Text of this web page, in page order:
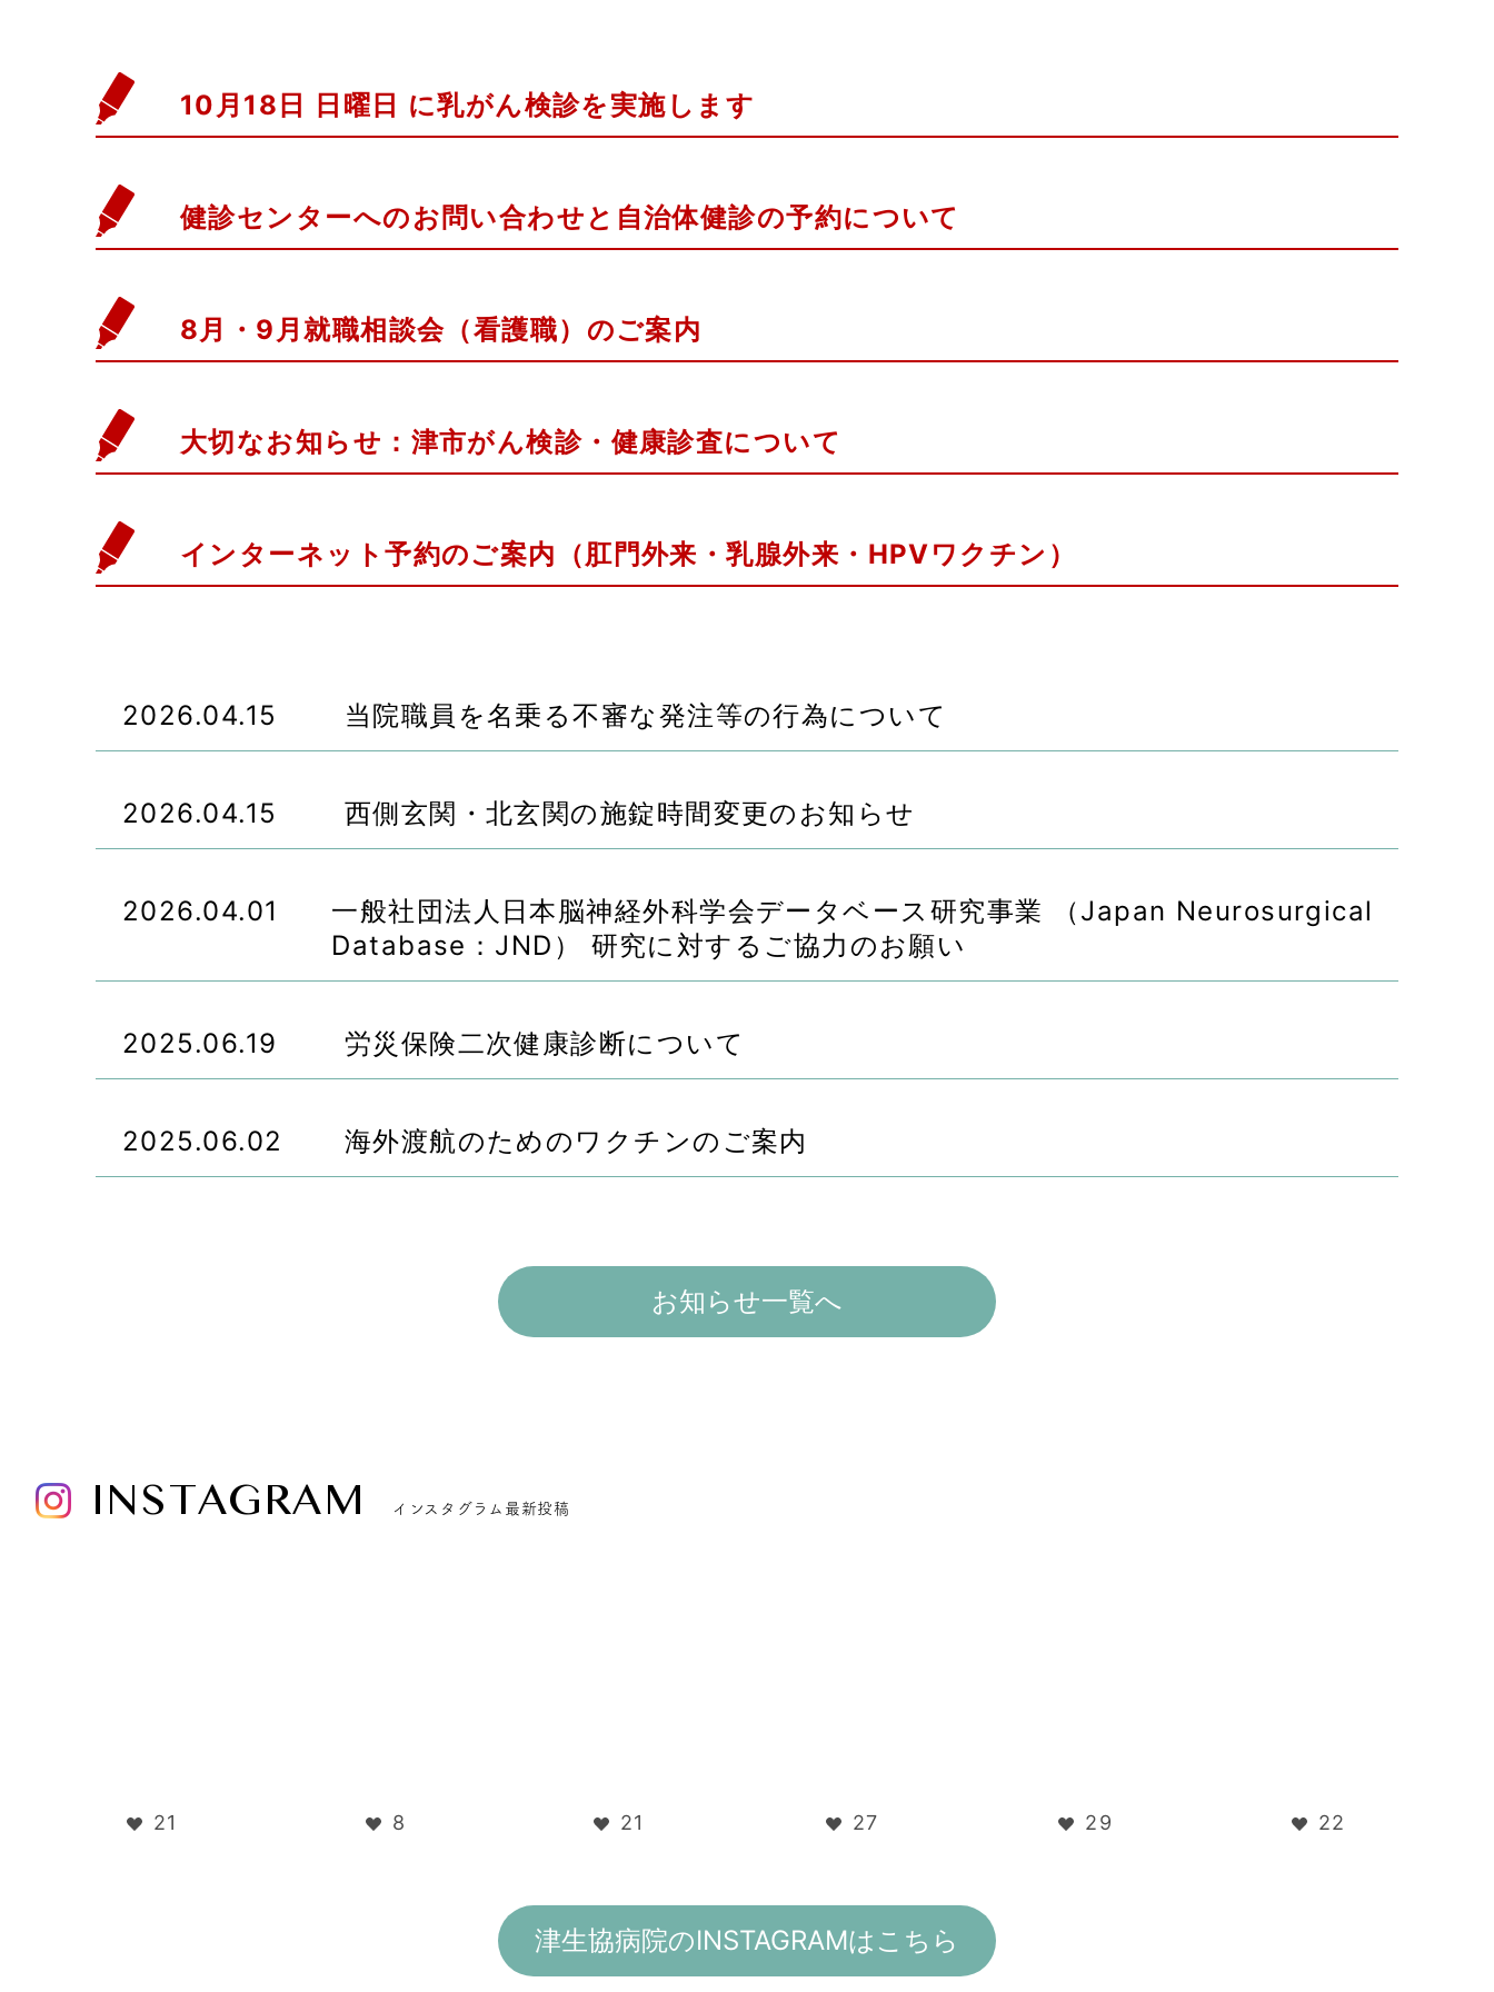
10月18日 日曜日 に乳がん検診を実施します
健診センターへのお問い合わせと自治体健診の予約について
8月・9月就職相談会（看護職）のご案内
大切なお知らせ：津市がん検診・健康診査について
インターネット予約のご案内（肛門外来・乳腺外来・HPVワクチン）
2026.04.15 当院職員を名乗る不審な発注等の行為について
2026.04.15 西側玄関・北玄関の施錠時間変更のお知らせ
2026.04.01
一般社団法人日本脳神経外科学会データベース研究事業 （Japan Neurosurgical
Database：JND） 研究に対するご協力のお願い
2025.06.19 労災保険二次健康診断について
2025.06.02 海外渡航のためのワクチンのご案内
お知らせ一覧へ
INSTAGRAM インスタグラム 最新投稿
21 8 21 27 29 22
津生協病院のINSTAGRAMはこちら